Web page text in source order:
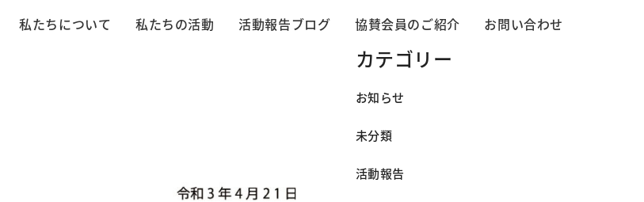
私たちについて 私たちの活動 活動報告ブログ 協賛会員のご紹介 お問い合わせ
カテゴリー
お知らせ
未分類
活動報告